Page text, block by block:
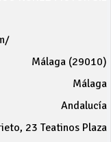
Málaga (29010)
Málaga
Andalucía
23 Teatinos Plaza